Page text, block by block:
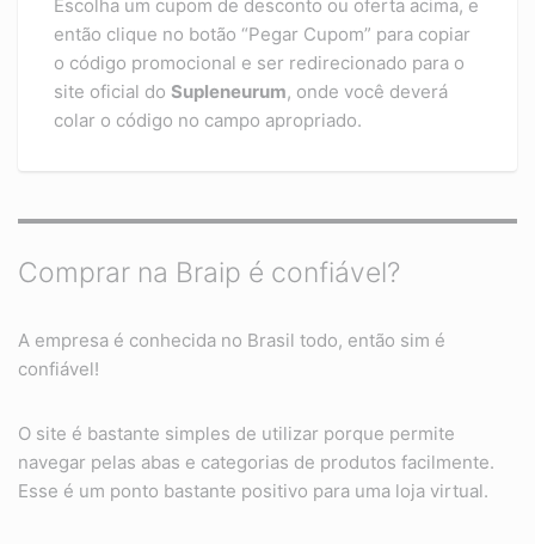
Escolha um cupom de desconto ou oferta acima, e
então clique no botão “Pegar Cupom” para copiar
o código promocional e ser redirecionado para o
site oficial do Supleneurum, onde você deverá
colar o código no campo apropriado.
Comprar na Braip é confiável?
A empresa é conhecida no Brasil todo, então sim é
confiável!
O site é bastante simples de utilizar porque permite
navegar pelas abas e categorias de produtos facilmente.
Esse é um ponto bastante positivo para uma loja virtual.